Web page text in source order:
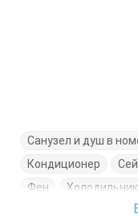
Санузел и душ в
Кондиционер
Фен
Холодильник